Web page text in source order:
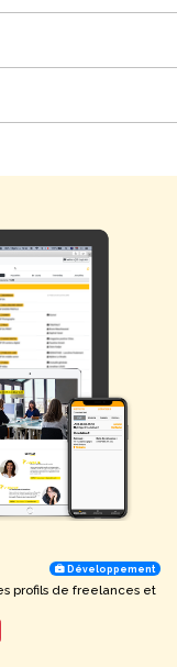
Développement
profils de freelances et